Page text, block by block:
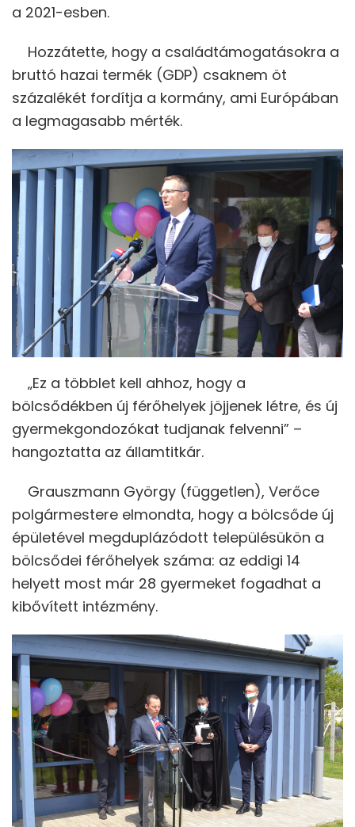
a 2021-esben.
Hozzátette, hogy a családtámogatásokra a
bruttó hazai termék (GDP) csaknem öt
százalékét fordítja a kormány, ami Európában
a legmagasabb mérték.
„Ez a többlet kell ahhoz, hogy a
bölcsődékben új férőhelyek jöjjenek létre, és új
gyermekgondozókat tudjanak felvenni” –
hangoztatta az államtitkár.
Grauszmann György (független), Verőce
polgármestere elmondta, hogy a bölcsőde új
épületével megduplázódott településükön a
bölcsődei férőhelyek száma: az eddigi 14
helyett most már 28 gyermeket fogadhat a
kibővített intézmény.